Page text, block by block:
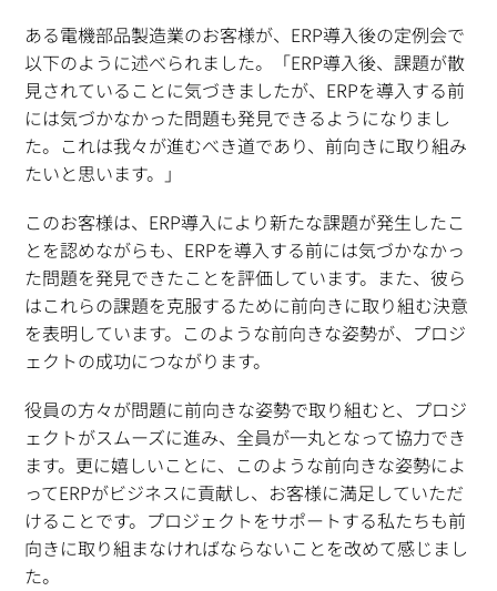
ある電機部品製造業のお客様が、ERP導入後の定例会で
以下のように述べられました。「ERP導入後、課題が散
見されていることに気づきましたが、ERPを導入する前
には気づかなかった問題も発見できるようになりまし
た。これは我々が進むべき道であり、前向きに取り組み
たいと思います。」
このお客様は、ERP導入により新たな課題が発生したこ
とを認めながらも、ERPを導入する前には気づかなかっ
た問題を発見できたことを評価しています。また、彼ら
はこれらの課題を克服するために前向きに取り組む決意
を表明しています。このような前向きな姿勢が、プロジ
ェクトの成功につながります。
役員の方々が問題に前向きな姿勢で取り組むと、プロジ
ェクトがスムーズに進み、全員が一丸となって協力でき
ます。更に嬉しいことに、このような前向きな姿勢によ
ってERPがビジネスに貢献し、お客様に満足していただ
けることです。プロジェクトをサポートする私たちも前
向きに取り組まなければならないことを改めて感じまし
た。